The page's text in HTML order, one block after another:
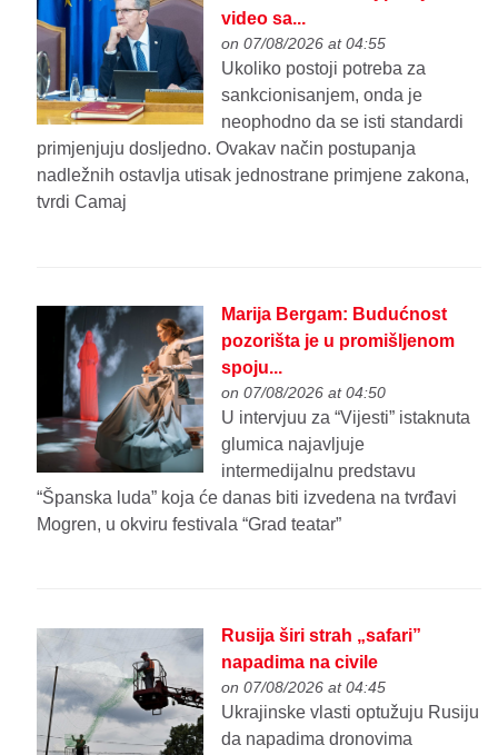
video sa...
on 07/08/2026 at 04:55
Ukoliko postoji potreba za
sankcionisanjem, onda je
neophodno da se isti standardi
primjenjuju dosljedno. Ovakav način postupanja
nadležnih ostavlja utisak jednostrane primjene zakona,
tvrdi Camaj
Marija Bergam: Budućnost
pozorišta je u promišljenom
spoju...
on 07/08/2026 at 04:50
U intervjuu za “Vijesti” istaknuta
glumica najavljuje
intermedijalnu predstavu
“Španska luda” koja će danas biti izvedena na tvrđavi
Mogren, u okviru festivala “Grad teatar”
Rusija širi strah „safari”
napadima na civile
on 07/08/2026 at 04:45
Ukrajinske vlasti optužuju Rusiju
da napadima dronovima